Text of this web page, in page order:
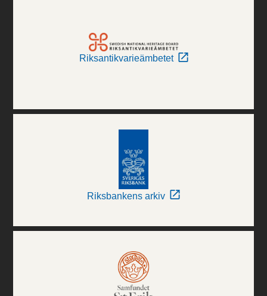
Riksantikvarieämbetet
Riksbankens arkiv